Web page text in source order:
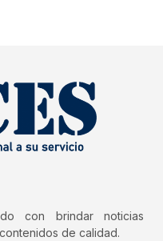
con brindar noticias
de calidad.